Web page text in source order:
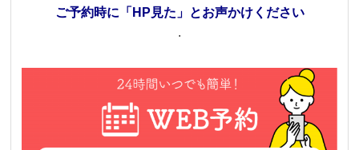
ご予約時に「HP見た」とお声かけください
.